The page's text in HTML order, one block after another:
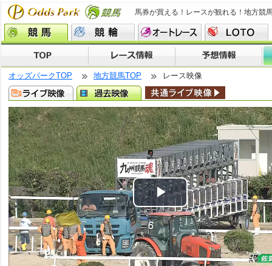
馬券が買える！レースが観れる！地方競
オッズパークTOP 地方競馬TOP レース映像
Play
Video